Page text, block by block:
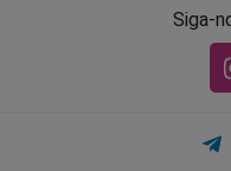
Siga-